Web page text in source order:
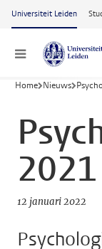
Ga naar
Universiteit Leiden
Menu
Home Nieuws
2021
12 januari 2022